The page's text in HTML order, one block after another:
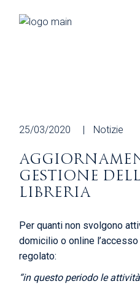
25/03/2020 Notizie
GESTIONE
LIBRERIA
Per quanti non svolgono
domicilio o online
regolato:
“in questo periodo le